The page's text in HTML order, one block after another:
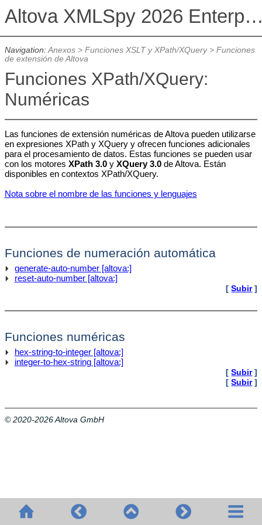
Altova XMLSpy 2026
Navigation:Anexos> Funciones XSLT y XPath/XQuery> Funciones
de extensión de Altova
Funciones XPath/XQuery:
Numéricas
Las funciones de extensión numéricas de Altova pueden utilizarse
en expresiones XPath y XQuery y ofrecen funciones adicionales
para el procesamiento de datos. Estas funciones se pueden usar
con los motores XPath 3.0 y XQuery 3.0 de Altova. Están
disponibles en contextos XPath/XQuery.
Nota sobre el nombre de las funciones y lenguajes
Funciones de numeración automática
generate-auto-number [altova:]
reset-auto-number [altova:]
[Subir]
Funciones numéricas
hex-string-to-integer [altova:]
integer-to-hex-string [altova:]
[Subir]
[Subir]
© 2020-2026 Altova GmbH